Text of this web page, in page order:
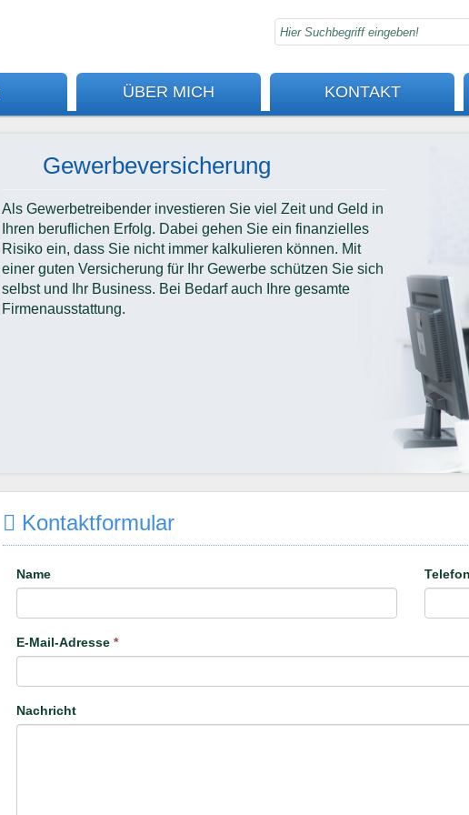
ÜBER MICH KONTAKT
Gewerbeversicherung
Als Gewerbetreibender investieren Sie viel Zeit und Geld in
Ihren beruflichen Erfolg. Dabei gehen Sie ein finanzielles
Risiko ein, dass Sie nicht immer kalkulieren können. Mit
einer guten Versicherung für Ihr Gewerbe schützen Sie sich
selbst und Ihr Business. Bei Bedarf auch Ihre gesamte
Firmenausstattung.
Kontaktformular
Name
E-Mail-Adresse *
Nachricht